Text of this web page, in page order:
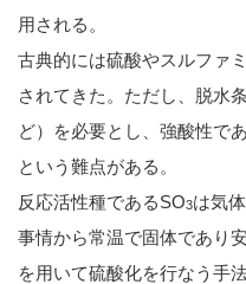
用される。
古典的には硫酸やスルファ
されてきた。ただし、脱水
ど）を必要とし、強酸性で
という難点がある。
反応活性種であるSO3は気
事情から常温で固体であり
を用いて硫酸化を行なう手